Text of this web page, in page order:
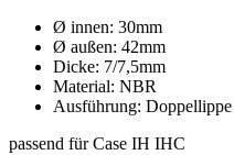
Ø innen: 30mm
Ø außen: 42mm
Dicke: 7/7,5mm
Material: NBR
Ausführung: Doppellippe
passend für Case IH IHC